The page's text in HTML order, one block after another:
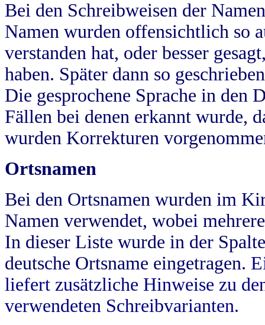
Bei den Schreibweisen der
Namen wurden offensichtlich so
verstanden hat, oder besser
haben. Später dann so
Die gesprochene Sprache in
Fällen bei denen erkannt wurde,
wurden Korrekturen
Ortsnamen
Bei den Ortsnamen wurden im
Namen verwendet, wobei
In dieser Liste wurde in der
deutsche Ortsname eingetragen.
liefert zusätzliche Hinweise zu
verwendeten Schreibvarianten.